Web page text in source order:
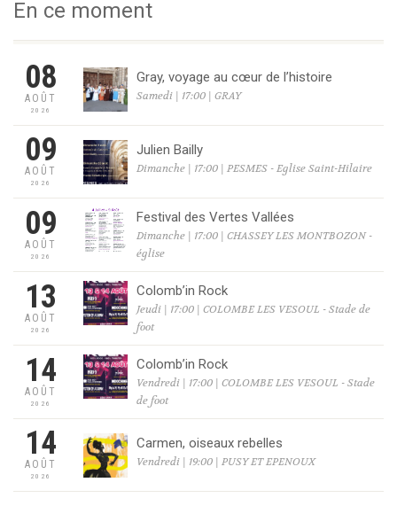
En ce moment
08
AOÛT
2026
Gray, voyage au cœur de l’histoire
Samedi | 17:00 | GRAY
09
AOÛT
2026
Julien Bailly
Dimanche | 17:00 | PESMES - Eglise Saint-Hilaire
09
AOÛT
2026
Festival des Vertes Vallées
Dimanche | 17:00 | CHASSEY LES MONTBOZON -
église
13
AOÛT
2026
Colomb’in Rock
Jeudi | 17:00 | COLOMBE LES VESOUL - Stade de
foot
14
AOÛT
2026
Colomb’in Rock
Vendredi | 17:00 | COLOMBE LES VESOUL - Stade
de foot
14
AOÛT
2026
Carmen, oiseaux rebelles
Vendredi | 19:00 | PUSY ET EPENOUX